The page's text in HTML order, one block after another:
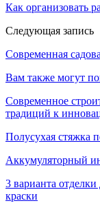
Как организовать
Следующая запись
Современная
Вам также могут
Современное
традиций к
Полусухая стяжка
Аккумуляторный
3 варианта
краски